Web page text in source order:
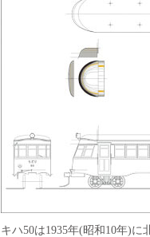
キハ50は1935年(昭和10年)